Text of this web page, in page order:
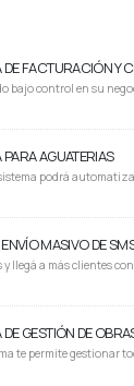
DE FACTURACIÓN Y
bajo control en su
PARA AGUATERIAS
podrá
MASIVO DE
llegá a más clientes
GESTIÓN DE
te permite gestionar